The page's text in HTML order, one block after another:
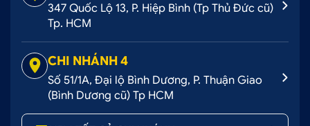
Phụ kiện đươc thiết kế kiểu dáng tinh tế giúp cho
hơn. Nắp thùng bán tải có màu sắc hài hòa dễ dàng
kết hợp với màu sắc của màu sơn xe sẽ nâng cấp
thêm vẻ đẹp hoàn hảo, đẳng cấp cho ô tô của bạn.
Lắp đặt dễ dàng:
347 Quốc Lộ 13, P. Hiệp Bình (Tp Thủ Đức cũ)
Tp. HCM
CHI NHÁNH 4
Số 51/1A, Đại lộ Bình Dương, P. Thuận Giao
(Bình Dương cũ) Tp HCM